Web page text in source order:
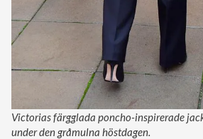
Victorias färgglada poncho-inspirerade
under den gråmulna höstdagen.